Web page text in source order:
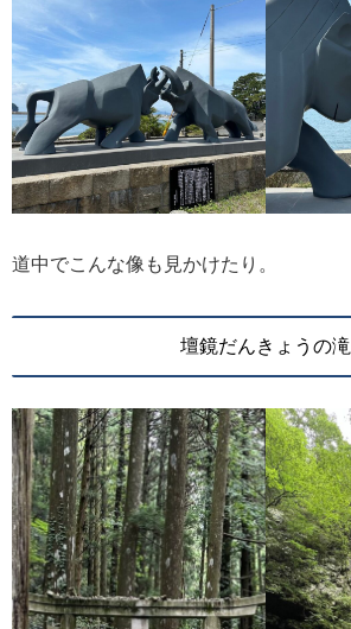
道中でこんな像も見かけたり。
壇鏡だんきょうの滝